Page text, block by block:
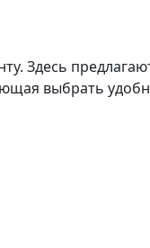
Здесь
выбрать